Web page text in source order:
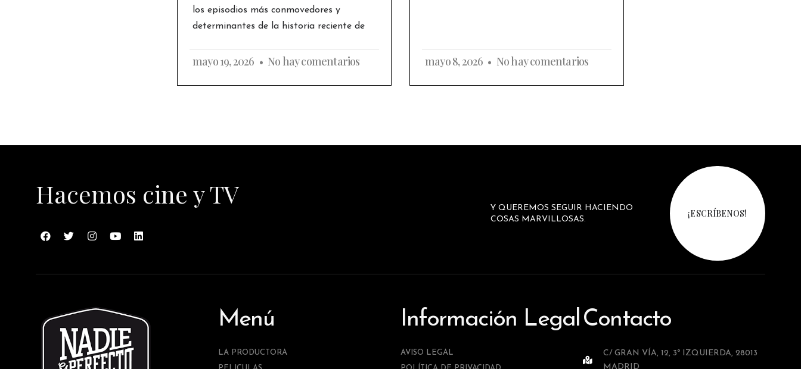
los episodios más conmovedores y
determinantes de la historia reciente de
mayo 19, 2026 No hay comentarios mayo 8, 2026 No hay comentarios
Hacemos cine y TV
Y QUEREMOS SEGUIR HACIENDO
COSAS MARVILLOSAS.
¡ESCRÍBENOS!
Menú
LA PRODUCTORA
Información Legal
AVISO LEGAL
Contacto
C/ GRAN VÍA, 12, 3º IZQUIERDA, 28013
MADRID